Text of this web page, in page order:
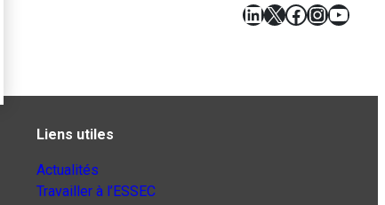
LinkedIn
X Facebook
Liens utiles
Actualités
Travailler à l’ESSEC